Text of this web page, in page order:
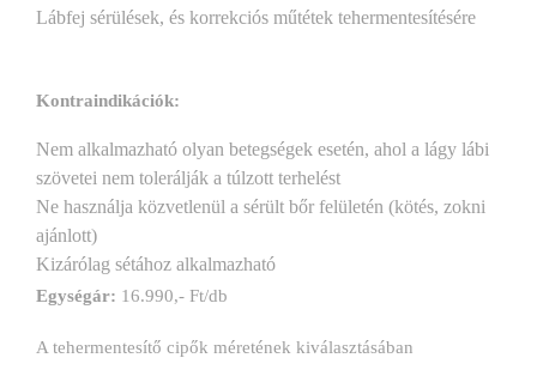
Lábfej sérülések, és korrekciós műtétek tehermentesítésére
Kontraindikációk:
Nem alkalmazható olyan betegségek esetén, ahol a lágy lábi
szövetei nem tolerálják a túlzott terhelést
Ne használja közvetlenül a sérült bőr felületén (kötés, zokni
ajánlott)
Kizárólag sétához alkalmazható
Egységár: 16.990,- Ft/db
A tehermentesítő cipők méretének kiválasztásában